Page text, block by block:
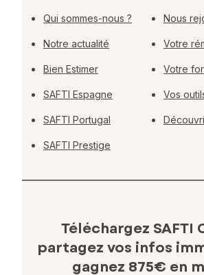
Qui sommes-nous ?
Notre actualité
Bien Estimer
SAFTI Espagne
SAFTI Portugal
SAFTI Prestige
Nous
Votre
Votre
Vos
Téléchargez SAFTI
partagez vos infos
gagnez 875€ en